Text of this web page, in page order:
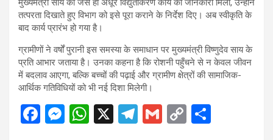
मुख्यमंत्री साय को जैसे ही अधूरे विद्युतीकरण कार्य की जानकारी मिली, उन्होंने
तत्परता दिखाते हुए विभाग को इसे पूरा कराने के निर्देश दिए। अब स्वीकृति के
बाद कार्य प्रारंभ हो गया है।
ग्रामीणों ने वर्षों पुरानी इस समस्या के समाधान पर मुख्यमंत्री विष्णुदेव साय के
प्रति आभार जताया है। उनका कहना है कि रोशनी पहुँचने से न केवल जीवन
में बदलाव आएगा, बल्कि बच्चों की पढ़ाई और ग्रामीण क्षेत्रों की सामाजिक-
आर्थिक गतिविधियों को भी नई दिशा मिलेगी।
F
M W X
T
G
C